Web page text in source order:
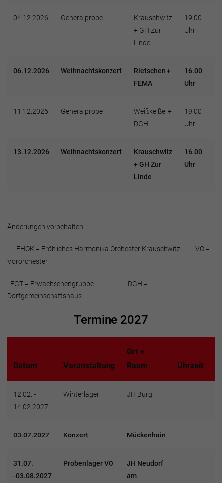
04.12.2026 Generalprobe
Krauschwitz
+ GH Zur
Linde
19.00
Uhr
06.12.2026 Weihnachtskonzert
Rietschen +
FEMA
16.00
Uhr
11.12.2026 Generalprobe
Weißkeißel +
DGH
19.00
Uhr
13.12.2026 Weihnachtskonzert
Krauschwitz
+ GH Zur
Linde
16.00
Uhr
Änderungen vorbehalten!
FHOK = Fröhliches Harmonika-Orchester Krauschwitz VO =
Vororchester
EGT = Erwachsenengruppe DGH =
Dorfgemeinschaftshaus
Termine 2027
Datum Veranstaltung
Ort +
Raum
Uhrzeit
12.02. -
14.02.2027
Winterlager JH Burg
03.07.2027 Konzert Mückenhain
31.07.
-03.08.2027
Probenlager VO
JH Neudorf
am